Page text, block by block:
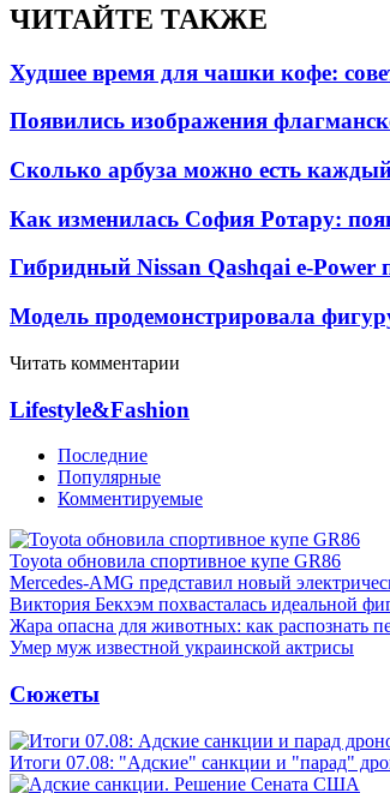
ЧИТАЙТЕ ТАКЖЕ
Худшее время для чашки кофе:
Появились изображения
Сколько арбуза можно есть каждый
Как изменилась София Ротару:
Гибридный Nissan Qashqai e-Power
Модель продемонстрировала
Читать комментарии
Lifestyle&Fashion
Последние
Популярные
Комментируемые
Toyota обновила спортивное купе GR86
Mercedes-AMG представил новый
Виктория Бекхэм похвасталась идеальной
Жара опасна для животных: как распознать
Умер муж известной украинской актрисы
Сюжеты
Итоги 07.08: "Адские" санкции и "парад"